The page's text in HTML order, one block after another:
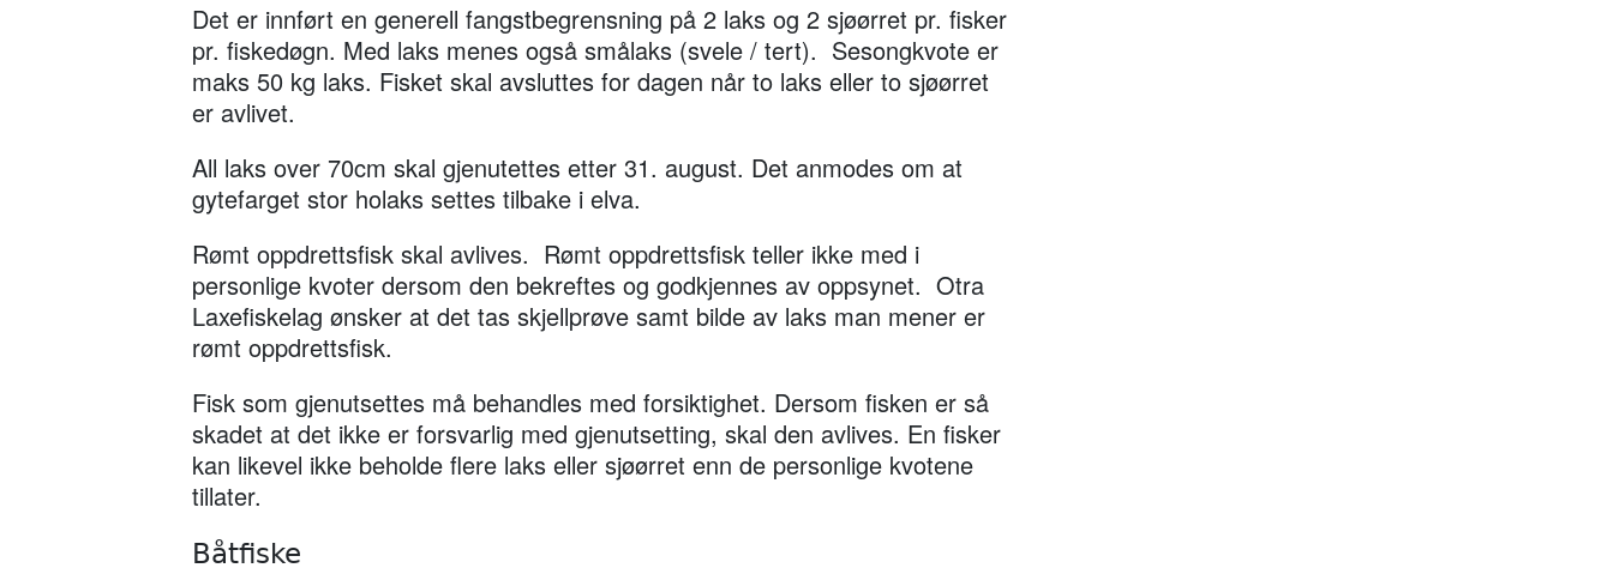
Det er innført en generell fangstbegrensning på 2 laks og 2 sjøørret pr. fisker
pr. fiskedøgn. Med laks menes også smålaks (svele / tert). Sesongkvote er
maks 50 kg laks. Fisket skal avsluttes for dagen når to laks eller to sjøørret
er avlivet.
All laks over 70cm skal gjenutettes etter 31. august. Det anmodes om at
gytefarget stor holaks settes tilbake i elva.
Rømt oppdrettsfisk skal avlives. Rømt oppdrettsfisk teller ikke med i
personlige kvoter dersom den bekreftes og godkjennes av oppsynet. Otra
Laxefiskelag ønsker at det tas skjellprøve samt bilde av laks man mener er
rømt oppdrettsfisk.
Fisk som gjenutsettes må behandles med forsiktighet. Dersom fisken er så
skadet at det ikke er forsvarlig med gjenutsetting, skal den avlives. En fisker
kan likevel ikke beholde flere laks eller sjøørret enn de personlige kvotene
tillater.
Båtfiske